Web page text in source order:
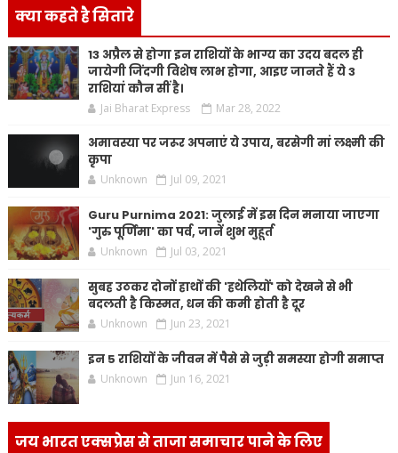
क्या कहते है सितारे
13 अप्रैल से होगा इन राशियों के भाग्य का उदय बदल ही
जायेगी जिंदगी विशेष लाभ होगा, आइए जानते हैं ये 3
राशियां कौन सीं है।
Jai Bharat Express Mar 28, 2022
अमावस्या पर जरूर अपनाएं ये उपाय, बरसेगी मां लक्ष्मी की
कृपा
Unknown Jul 09, 2021
Guru Purnima 2021: जुलाई में इस दिन मनाया जाएगा
'गुरु पूर्णिमा' का पर्व, जानें शुभ मुहूर्त
Unknown Jul 03, 2021
सुबह उठकर दोनों हाथों की 'हथेलियों' को देखने से भी
बदलती है किस्मत, धन की कमी होती है दूर
Unknown Jun 23, 2021
इन 5 राशियों के जीवन में पैसे से जुड़ी समस्या होगी समाप्त
Unknown Jun 16, 2021
जय भारत एक्सप्रेस से ताजा समाचार पाने के लिए